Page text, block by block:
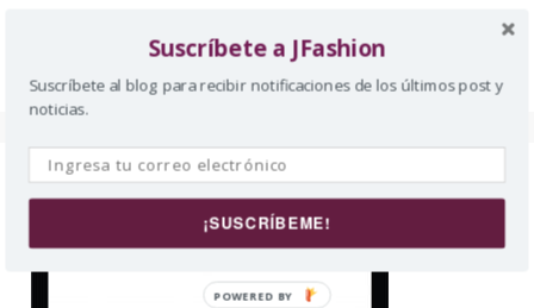
Fashion Revolution
Suscríbete a JFashion
Suscríbete al blog para recibir notificaciones de los últimos post y
noticias.
¡SUSCRÍBEME!
POWERED BY